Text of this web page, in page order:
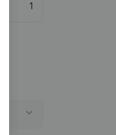
1